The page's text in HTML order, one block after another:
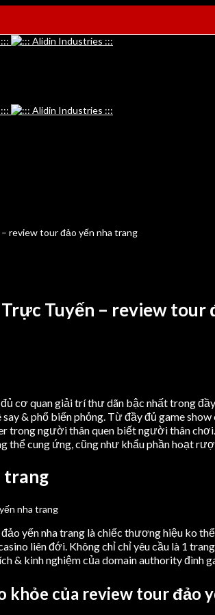
review tour đảo yến nha trang
Tuyến – review tour
cơ quan giải trí thư dãn bậc nhất trong
& phổ biến phỏng. Từ đầy đủ game
trong người thân quen biết người thân
thể cung ứng, cũng như khẩu phần hoạt
trang
yến nha trang là chiếc thương hiệu ko
liên đới. Không chỉ chỉ yêu cầu là 1
& kinh nghiệm của domain authority đình
khỏe của review tour đảo